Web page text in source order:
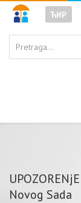
ЋИР
Novog Sada